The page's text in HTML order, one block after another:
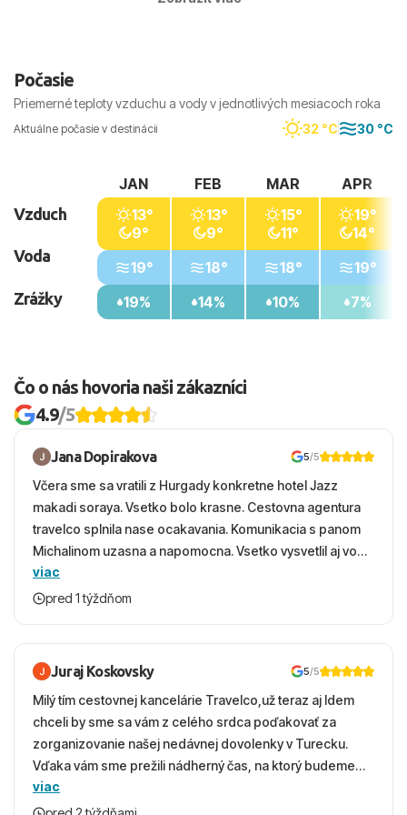
Počasie
Priemerné teploty vzduchu a vody v jednotlivých mesiacoch roka
Aktuálne počasie v destinácii 32 °C 30 °C
Vzduch
Voda
Zrážky
JAN
13°
9°
19°
19%
FEB
13°
9°
18°
14%
MAR
15°
11°
18°
10%
APR
19°
14°
19°
7%
Čo o nás hovoria naši zákazníci
4.9/5
Jana Dopirakova 5/5
Včera sme sa vratili z Hurgady konkretne hotel Jazz
makadi soraya. Vsetko bolo krasne. Cestovna agentura
travelco splnila nase ocakavania. Komunikacia s panom
Michalinom uzasna a napomocna. Vsetko vysvetlil aj vo
vecernych hodinach zaco sa ospravedlnujem. Hotel
krasny, cisty. Sluzby top. Strava, prostredie, more,
viac
pred 1 týždňom
Juraj Koskovsky 5/5
Milý tím cestovnej kancelárie Travelco,už teraz aj Idem
chceli by sme sa vám z celého srdca poďakovať za
zorganizovanie našej nedávnej dovolenky v Turecku.
Vďaka vám sme prežili nádherný čas, na ktorý budeme
ešte dlho s úsmevom spomínať. ​Všetko prebehlo
absolútne hladko – od prvotného výberu zájazdu, cez
viac